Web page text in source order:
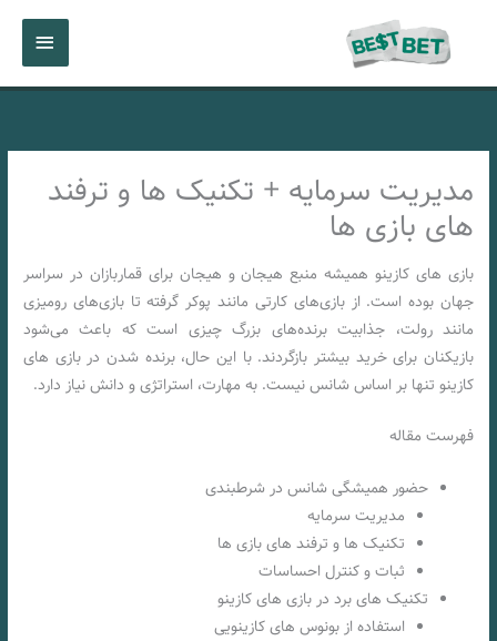
اصلی
مدیریت سرمایه + تکنیک ها و ترفند
های بازی ها
بازی های کازینو همیشه منبع هیجان و هیجان برای قماربازان در سراسر
جهان بوده است. از بازی‌های کارتی مانند پوکر گرفته تا بازی‌های رومیزی
مانند رولت، جذابیت برنده‌های بزرگ چیزی است که باعث می‌شود
بازیکنان برای خرید بیشتر بازگردند. با این حال، برنده شدن در بازی های
کازینو تنها بر اساس شانس نیست. به مهارت، استراتژی و دانش نیاز دارد.
فهرست مقاله
حضور همیشگی شانس در شرطبندی
مدیریت سرمایه
تکنیک ها و ترفند های بازی ها
ثبات و کنترل احساسات
تکنیک های برد در بازی های کازینو
استفاده از بونوس های کازینویی